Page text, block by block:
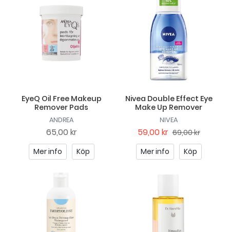
EyeQ Oil Free Makeup
Remover Pads
ANDREA
65,00 kr
Mer info Köp
Nivea Double Effect Eye
Make Up Remover
NIVEA
59,00 kr 69,00 kr
Mer info
Köp